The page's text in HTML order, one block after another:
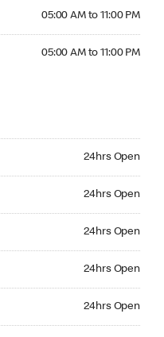
05:00 AM to 11:00 PM
05:00 AM to 11:00 PM
24hrs Open
24hrs Open
24hrs Open
24hrs Open
24hrs Open